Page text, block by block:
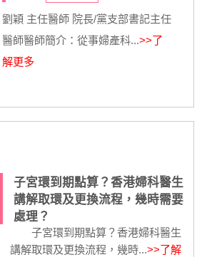
劉穎 主任醫師 院長/黨支部書記主任
醫師醫師簡介：從事婦產科...>>了
解更多
子宮環到期點算？香港婦科醫生
講解取環及更換流程，幾時需要
處理？
子宮環到期點算？香港婦科醫生
講解取環及更換流程，幾時...>>了解